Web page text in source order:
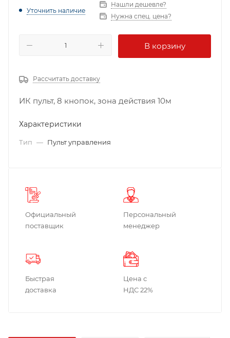
Уточнить наличие
Нашли дешевле?
Нужна спец. цена?
В корзину
Рассчитать доставку
ИК пульт, 8 кнопок, зона действия 10м
Характеристики
Тип — Пульт управления
Официальный
поставщик
Персональный
менеджер
Быстрая
доставка
Цена с
НДС 22%